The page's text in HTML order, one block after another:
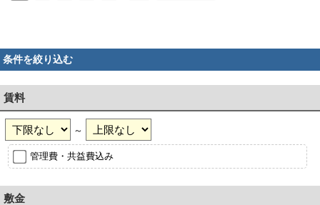
条件を絞り込む
賃料
～
管理費・共益費込み
敷金